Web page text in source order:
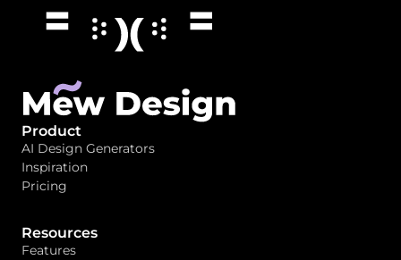
Product
AI Design Generators
Inspiration
Pricing
Resources
Features